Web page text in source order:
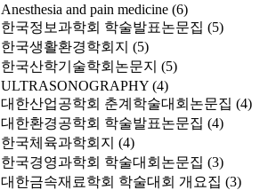
Anesthesia and pain medicine (6)
한국정보과학회 학술발표논문집 (5)
한국생활환경학회지 (5)
한국산학기술학회논문지 (5)
ULTRASONOGRAPHY (4)
대한산업공학회 춘계학술대회논문집 (4)
대한환경공학회 학술발표논문집 (4)
한국체육과학회지 (4)
한국경영과학회 학술대회논문집 (3)
대한금속재료학회 학술대회 개요집 (3)